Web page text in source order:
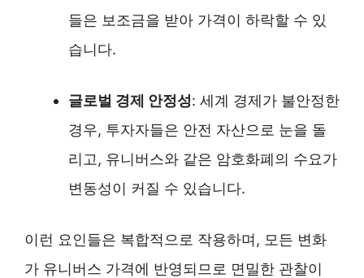
들은 보조금을 받아 가격이 하락할 수 있
습니다.
글로벌 경제 안정성: 세계 경제가 불안정한
경우, 투자자들은 안전 자산으로 눈을 돌
리고, 유니버스와 같은 암호화폐의 수요가
변동성이 커질 수 있습니다.
이런 요인들은 복합적으로 작용하며, 모든 변화
가 유니버스 가격에 반영되므로 면밀한 관찰이